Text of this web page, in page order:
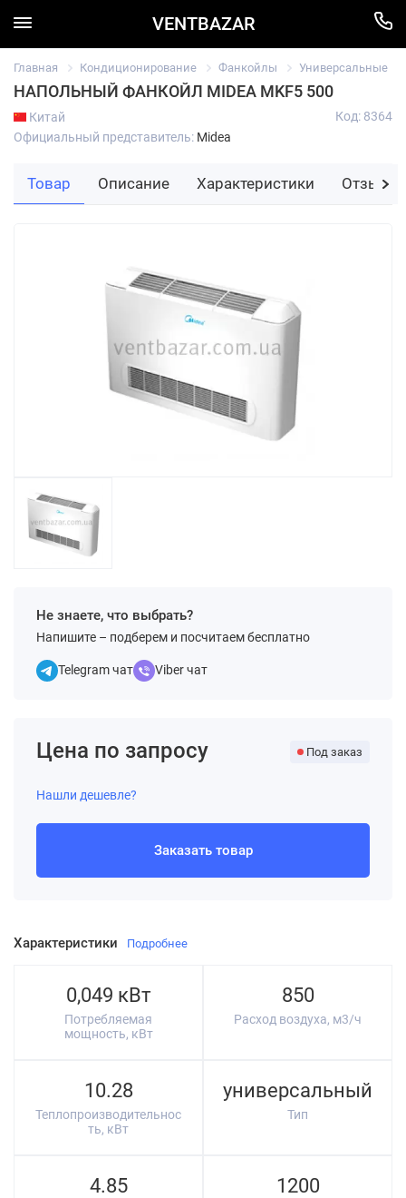
VENTBAZAR
Главная Кондиционирование Фанкойлы Универсальные
НАПОЛЬНЫЙ ФАНКОЙЛ MIDEA MKF5 500
Китай
Официальный представитель: Midea
Код: 8364
Не знаете, что выбрать?
Напишите – подберем и посчитаем бесплатно
Telegram чат Viber чат
Характеристики Подробнее
0,049 кВт
Потребляемая
мощность, кВт
850
Расход воздуха, м3/ч
10.28
Теплопроизводительнос
ть, кВт
универсальный
Тип
4.85 1200
Цена по запросу Под заказ
Нашли дешевле?
Заказать товар
Товар Описание Характеристики Отзывы